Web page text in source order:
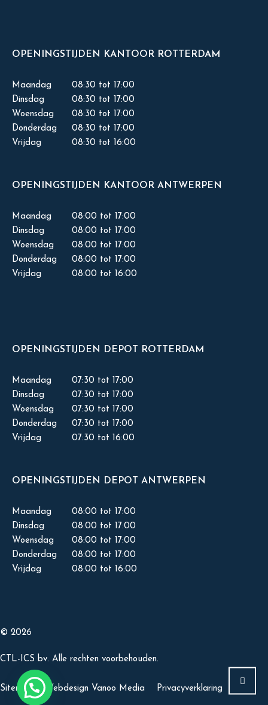
OPENINGSTIJDEN KANTOOR ROTTERDAM
Maandag
08:30 tot 17:00
Dinsdag
08:30 tot 17:00
Woensdag
08:30 tot 17:00
Donderdag
08:30 tot 17:00
Vrijdag
08:30 tot 16:00
OPENINGSTIJDEN KANTOOR ANTWERPEN
Maandag
08:00 tot 17:00
Dinsdag
08:00 tot 17:00
Woensdag
08:00 tot 17:00
Donderdag
08:00 tot 17:00
Vrijdag
08:00 tot 16:00
OPENINGSTIJDEN DEPOT ROTTERDAM
Maandag
07:30 tot 17:00
Dinsdag
07:30 tot 17:00
Woensdag
07:30 tot 17:00
Donderdag
07:30 tot 17:00
Vrijdag
07:30 tot 16:00
OPENINGSTIJDEN DEPOT ANTWERPEN
Maandag
08:00 tot 17:00
Dinsdag
08:00 tot 17:00
Woensdag
08:00 tot 17:00
Donderdag
08:00 tot 17:00
Vrijdag
08:00 tot 16:00
© 2026
CTL-ICS bv. Alle rechten voorbehouden.
Sitemap Webdesign Vanoo Media Privacyverklaring